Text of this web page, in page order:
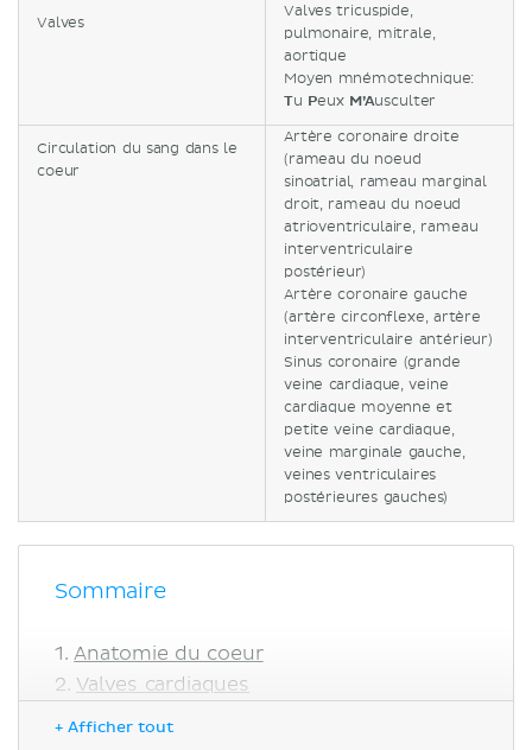
Valves
Valves tricuspide,
pulmonaire, mitrale,
aortique
Moyen mnémotechnique:
Tu Peux M’Ausculter
Circulation du sang dans le
coeur
Artère coronaire droite
(rameau du noeud
sinoatrial, rameau marginal
droit, rameau du noeud
atrioventriculaire, rameau
interventriculaire
postérieur)
Artère coronaire gauche
(artère circonflexe, artère
interventriculaire antérieur)
Sinus coronaire (grande
veine cardiaque, veine
cardiaque moyenne et
petite veine cardiaque,
veine marginale gauche,
veines ventriculaires
postérieures gauches)
Sommaire
Anatomie du coeur
Valves cardiaques
+ Afficher tout